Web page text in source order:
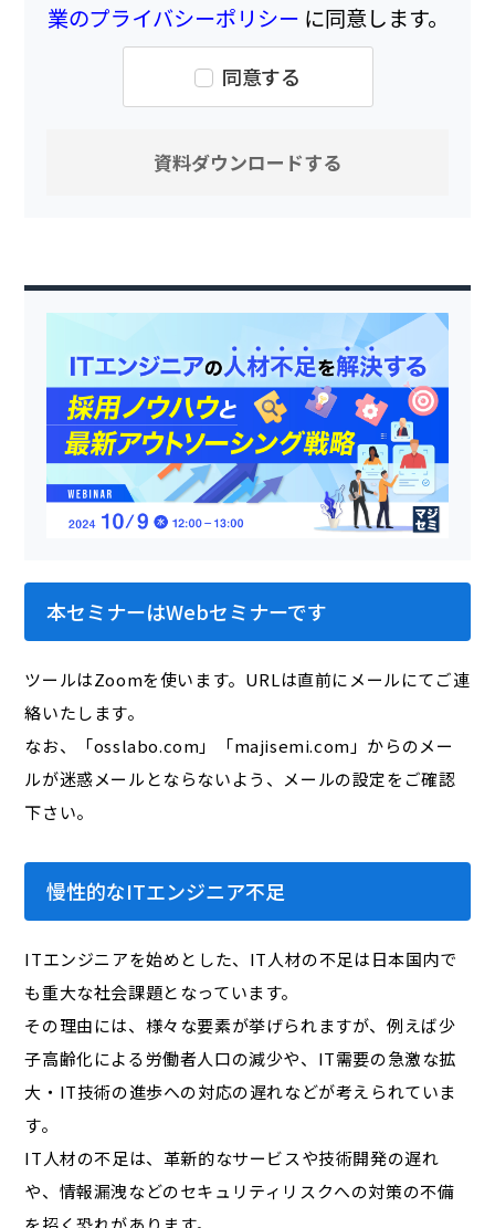
業のプライバシーポリシー に同意します。
同意する
本セミナーはWebセミナーです
ツールはZoomを使います。URLは直前にメールにてご連
絡いたします。
なお、「osslabo.com」「majisemi.com」からのメー
ルが迷惑メールとならないよう、メールの設定をご確認
下さい。
慢性的なITエンジニア不足
ITエンジニアを始めとした、IT人材の不足は日本国内で
も重大な社会課題となっています。
その理由には、様々な要素が挙げられますが、例えば少
子高齢化による労働者人口の減少や、IT需要の急激な拡
大・IT技術の進歩への対応の遅れなどが考えられていま
す。
IT人材の不足は、革新的なサービスや技術開発の遅れ
や、情報漏洩などのセキュリティリスクへの対策の不備